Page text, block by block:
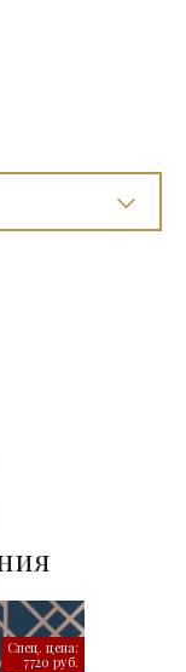
Спец. цена:
7720 руб.